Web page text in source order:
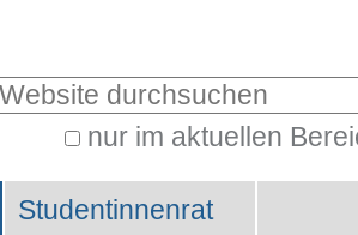
nur im aktuellen
Studentinnenrat